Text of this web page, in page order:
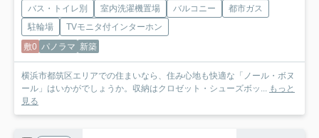
バス・トイレ別 室内洗濯機置場 バルコニー
都市ガス
駐輪場
TVモニタ付インターホン
敷0 パノラマ 新築
横浜市都筑区エリアでの住まいなら、住み心地も快適な「ノール・ボヌ
ール」はいかがでしょうか。収納はクロゼット・シューズボッ... もっと
見る